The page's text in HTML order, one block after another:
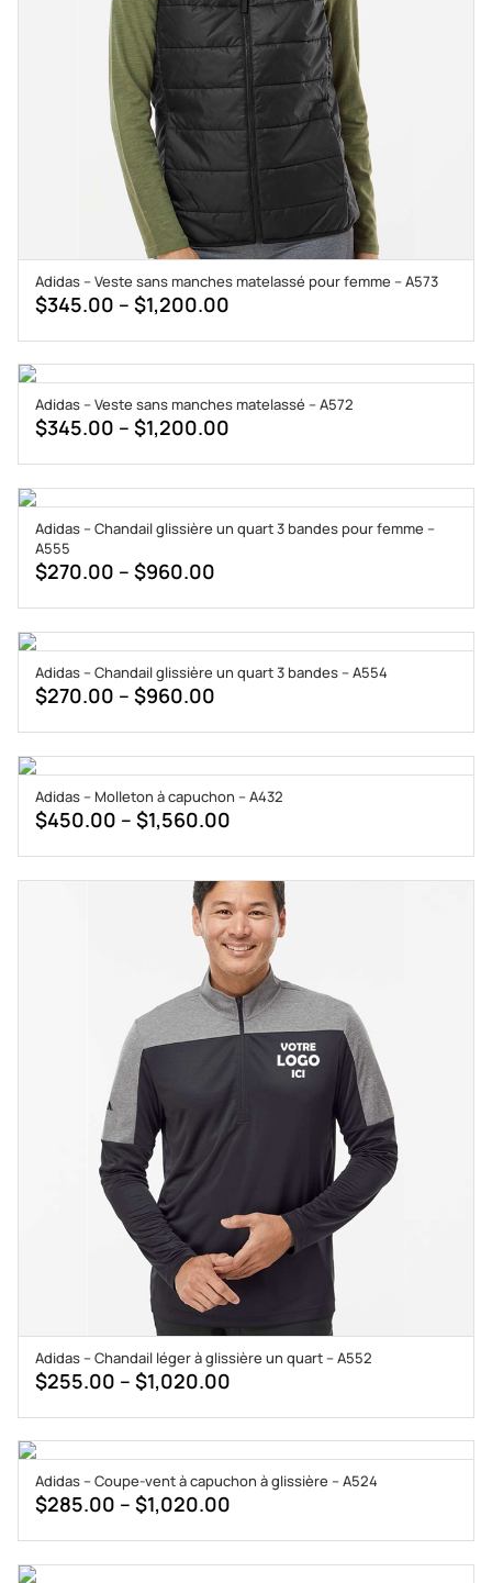
Adidas – Veste sans manches matelassé pour femme – A573
$345.00 – $1,200.00
$345.00
through
$1,200.00
Adidas – Veste sans manches matelassé – A572
$345.00 – $1,200.00
$345.00
through
$1,200.00
Adidas – Chandail glissière un quart 3 bandes pour femme –
A555
$270.00 – $960.00
$270.00
through
$960.00
Adidas – Chandail glissière un quart 3 bandes – A554
$270.00 – $960.00
$270.00
through
$960.00
Adidas – Molleton à capuchon – A432
$450.00 – $1,560.00
through
$1,560.00
Adidas – Chandail léger à glissière un quart – A552
$255.00 – $1,020.00
$255.00
through
$1,020.00
Adidas – Coupe-vent à capuchon à glissière – A524
$285.00 – $1,020.00
$285.00